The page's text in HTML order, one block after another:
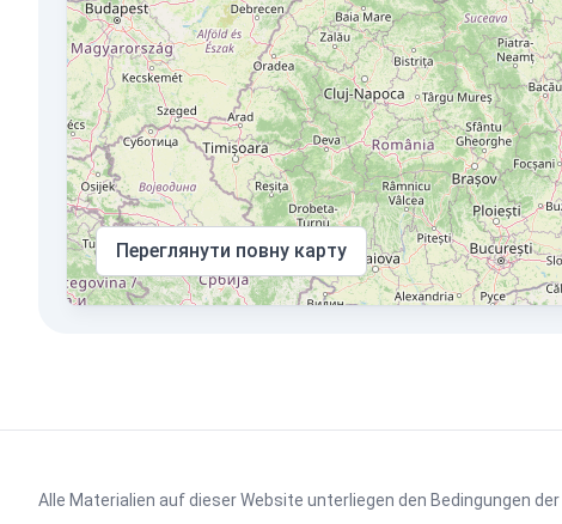
Переглянути повну карту
Alle Materialien auf dieser Website unterliegen den Bedingungen der